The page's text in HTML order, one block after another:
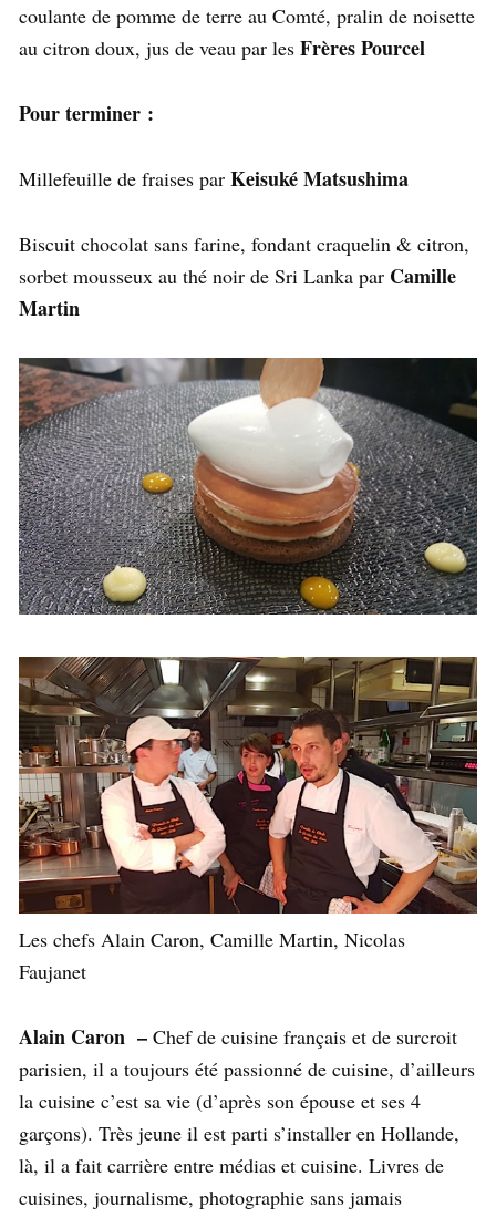
coulante de pomme de terre au Comté, pralin de noisette
au citron doux, jus de veau par les Frères Pourcel
Pour terminer :
Millefeuille de fraises par Keisuké Matsushima
Biscuit chocolat sans farine, fondant craquelin & citron,
sorbet mousseux au thé noir de Sri Lanka par Camille
Martin
Les chefs Alain Caron, Camille Martin, Nicolas
Faujanet
Alain Caron – Chef de cuisine français et de surcroit
parisien, il a toujours été passionné de cuisine, d’ailleurs
la cuisine c’est sa vie (d’après son épouse et ses 4
garçons). Très jeune il est parti s’installer en Hollande,
là, il a fait carrière entre médias et cuisine. Livres de
cuisines, journalisme, photographie sans jamais